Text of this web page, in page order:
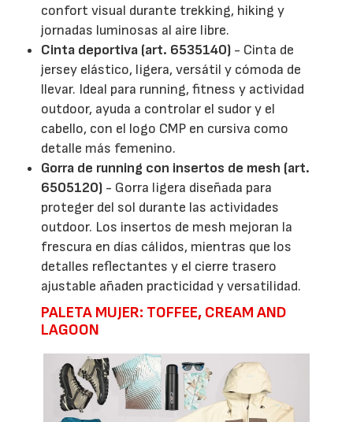
confort visual durante trekking, hiking y
jornadas luminosas al aire libre.
Cinta deportiva (art. 6535140) - Cinta de
jersey elástico, ligera, versátil y cómoda de
llevar. Ideal para running, fitness y actividad
outdoor, ayuda a controlar el sudor y el
cabello, con el logo CMP en cursiva como
detalle más femenino.
Gorra de running con insertos de mesh (art.
6505120) - Gorra ligera diseñada para
proteger del sol durante las actividades
outdoor. Los insertos de mesh mejoran la
frescura en días cálidos, mientras que los
detalles reflectantes y el cierre trasero
ajustable añaden practicidad y versatilidad.
PALETA MUJER: TOFFEE, CREAM AND
LAGOON